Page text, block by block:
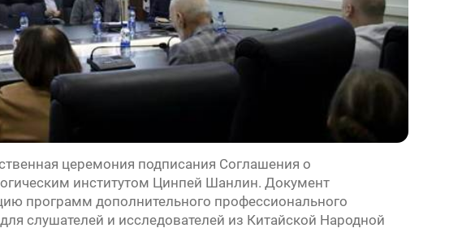
церемония подписания Соглашения о
институтом Цинпей Шанлин. Документ
программ дополнительного профессионального
слушателей и исследователей из Китайской Народной